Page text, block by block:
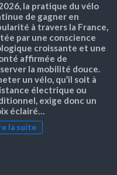
la pratique du vélo
de gagner en
à travers la France,
par une conscience
croissante et une
affirmée de
la mobilité douce.
un vélo, qu’il soit à
électrique ou
exige donc un
éclairé…
la suite